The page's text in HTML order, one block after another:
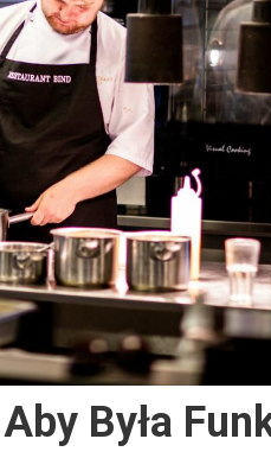
Była